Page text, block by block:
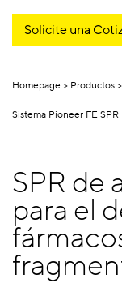
Solicite una
Homepage Productos
Sistema Pioneer FE SPR
SPR de
para el